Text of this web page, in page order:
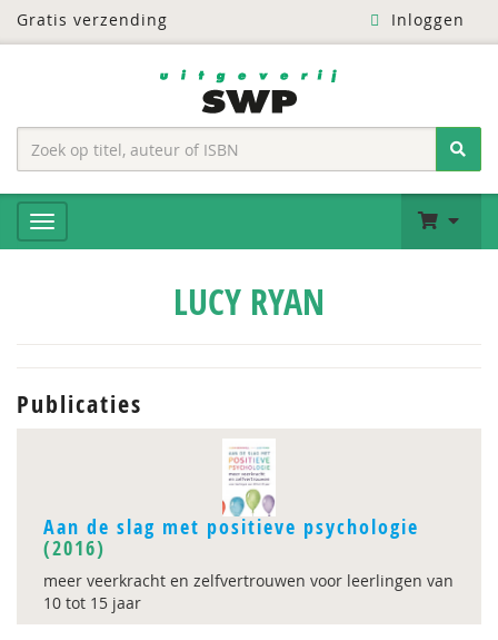
Gratis verzending Inloggen
LUCY RYAN
Publicaties
Aan de slag met positieve psychologie
(2016)
meer veerkracht en zelfvertrouwen voor leerlingen van
10 tot 15 jaar